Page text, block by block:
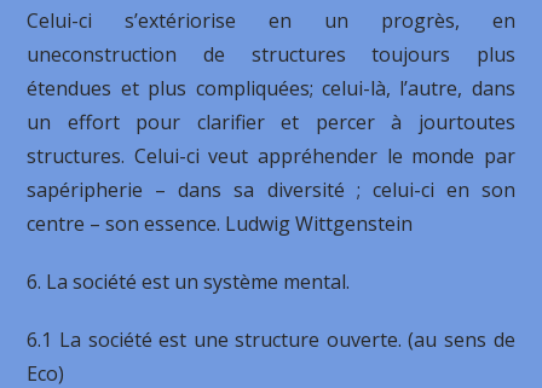
Celui-ci s’extériorise en un progrès, en
uneconstruction de structures toujours plus
étendues et plus compliquées; celui-là, l’autre, dans
un effort pour clarifier et percer à jourtoutes
structures. Celui-ci veut appréhender le monde par
sapéripherie – dans sa diversité ; celui-ci en son
centre – son essence. Ludwig Wittgenstein
6. La société est un système mental.
6.1 La société est une structure ouverte. (au sens de
Eco)